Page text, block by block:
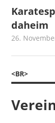
daheim
26.
<BR>